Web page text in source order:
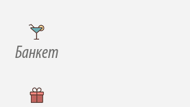
Банкет